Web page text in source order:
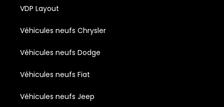
VDP Layout
Véhicules neufs Chrysler
Véhicules neufs Dodge
Véhicules neufs Fiat
Véhicules neufs Jeep